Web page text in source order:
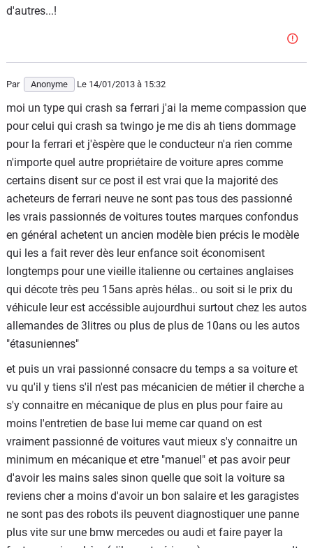
d'autres...!
Par Anonyme Le 14/01/2013 à 15:32
moi un type qui crash sa ferrari j'ai la meme compassion que
pour celui qui crash sa twingo je me dis ah tiens dommage
pour la ferrari et j'èspère que le conducteur n'a rien comme
n'importe quel autre propriétaire de voiture apres comme
certains disent sur ce post il est vrai que la majorité des
acheteurs de ferrari neuve ne sont pas tous des passionné
les vrais passionnés de voitures toutes marques confondus
en général achetent un ancien modèle bien précis le modèle
qui les a fait rever dès leur enfance soit économisent
longtemps pour une vieille italienne ou certaines anglaises
qui décote très peu 15ans après hélas.. ou soit si le prix du
véhicule leur est accéssible aujourdhui surtout chez les autos
allemandes de 3litres ou plus de plus de 10ans ou les autos
"étasuniennes"
et puis un vrai passionné consacre du temps a sa voiture et
vu qu'il y tiens s'il n'est pas mécanicien de métier il cherche a
s'y connaitre en mécanique de plus en plus pour faire au
moins l'entretien de base lui meme car quand on est
vraiment passionné de voitures vaut mieux s'y connaitre un
minimum en mécanique et etre "manuel" et pas avoir peur
d'avoir les mains sales sinon quelle que soit la voiture sa
reviens cher a moins d'avoir un bon salaire et les garagistes
ne sont pas des robots ils peuvent diagnostiquer une panne
plus vite sur une bmw mercedes ou audi et faire payer la